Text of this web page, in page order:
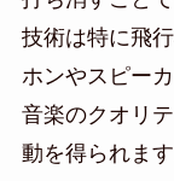
技術は特に飛
ホンやスピー
音楽のクオリ
動を得られます